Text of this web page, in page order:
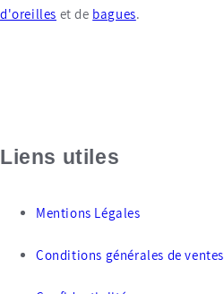
d'oreilles et de bagues.
Liens utiles
Mentions Légales
Conditions générales de ventes